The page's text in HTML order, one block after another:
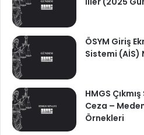
ÖSYM Giriş
Sistemi (AİS)
HMGS
Ceza –
Örnekleri